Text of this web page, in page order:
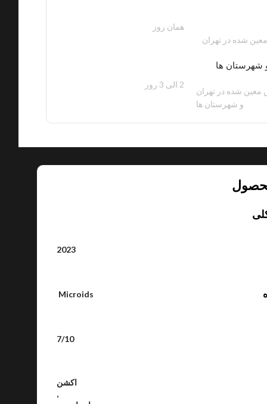
شده در تهران
همان روز
شهرستان ها
شده در تهران
و شهرستان ها
2 الی 3 روز
2023
Microids
7/10
اکشن
,